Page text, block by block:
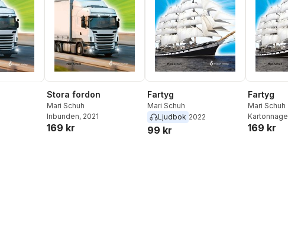
Stora fordon
Mari Schuh
Inbunden, 2021
169 kr
Fartyg
Mari Schuh
Ljudbok 2022
99 kr
Fartyg
Mari Schuh
Kartonnage
169 kr